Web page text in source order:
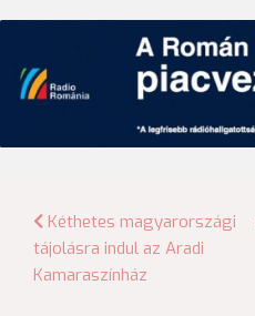
Bejegyzés
navigáció
Kéthetes magyarországi
tájolásra indul az Aradi
Kamaraszínház